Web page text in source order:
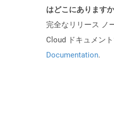
はどこにあります
完全なリリース ノ
Cloud ドキュメン
Documentation.